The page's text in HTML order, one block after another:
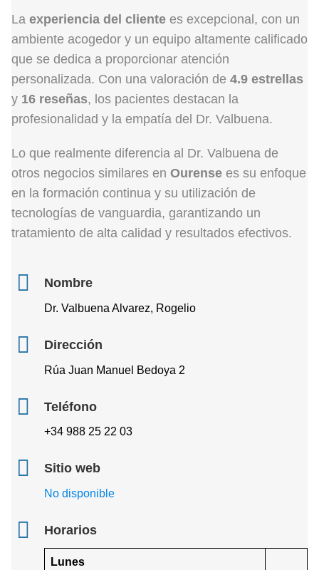
La experiencia del cliente es excepcional, con un
ambiente acogedor y un equipo altamente calificado
que se dedica a proporcionar atención
personalizada. Con una valoración de 4.9 estrellas
y 16 reseñas, los pacientes destacan la
profesionalidad y la empatía del Dr. Valbuena.
Lo que realmente diferencia al Dr. Valbuena de
otros negocios similares en Ourense es su enfoque
en la formación continua y su utilización de
tecnologías de vanguardia, garantizando un
tratamiento de alta calidad y resultados efectivos.
Nombre
Dr. Valbuena Alvarez, Rogelio
Dirección
Rúa Juan Manuel Bedoya 2
Teléfono
+34 988 25 22 03
Sitio web
No disponible
Horarios
Lunes